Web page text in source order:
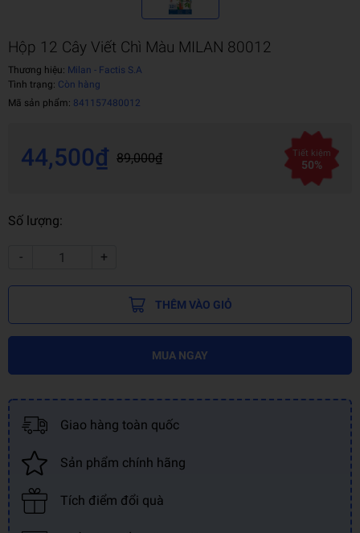
Hộp 12 Cây Viết Chì Màu MILAN 80012
Thương hiệu: Milan - Factis S.A
Tình trạng: Còn hàng
Mã sản phẩm: 841157480012
44,500₫ 89,000₫ Tiết kiệm
50%
Số lượng:
- +
THÊM VÀO GIỎ
MUA NGAY
Giao hàng toàn quốc
Sản phẩm chính hãng
Tích điểm đổi quà